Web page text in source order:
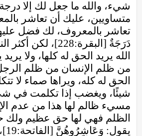
شيء، والله ما جعل لك إلا
متساويين، عليك أن تعاشر
تعاشر بالمعروف، لك فضل
دَرَجَةٌ [البقرة:228]،
الله يريد الحق له كلها، ولا
من ظلم الإنسان من ظلم
الحق له كله، ويراها صماء لا
شيئًا، ويغضب إذا تكلمت في
مسيء ظالم لها هذا من عدم
الظلم فهي لها حق عظيم ولك